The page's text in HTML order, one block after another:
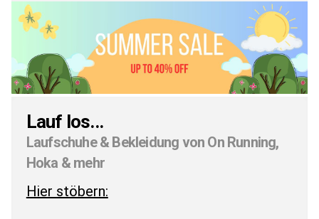
Lauf los...
Laufschuhe & Bekleidung von On Running,
Hoka & mehr
Hier stöbern: